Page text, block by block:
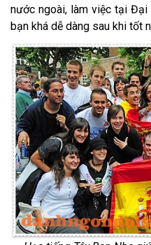
nước ngoài, làm việc tại
bạn khá dễ dàng sau khi tốt